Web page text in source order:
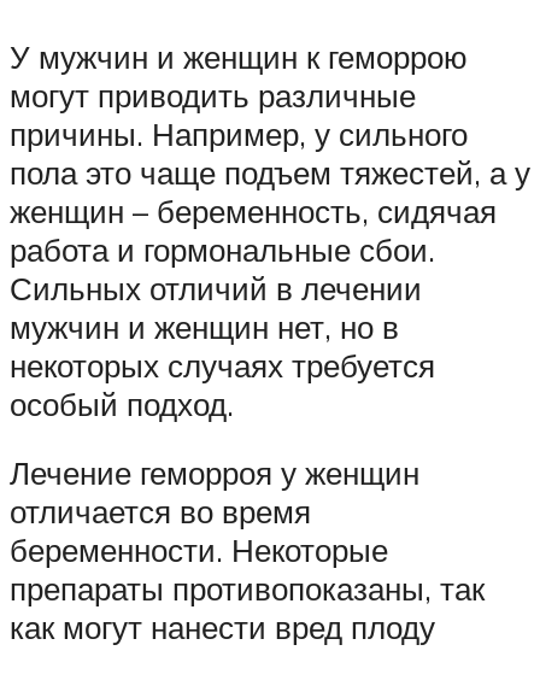
У мужчин и женщин к геморрою
могут приводить различные
причины. Например, у сильного
пола это чаще подъем тяжестей, а у
женщин – беременность, сидячая
работа и гормональные сбои.
Сильных отличий в лечении
мужчин и женщин нет, но в
некоторых случаях требуется
особый подход.
Лечение геморроя у женщин
отличается во время
беременности. Некоторые
препараты противопоказаны, так
как могут нанести вред плоду